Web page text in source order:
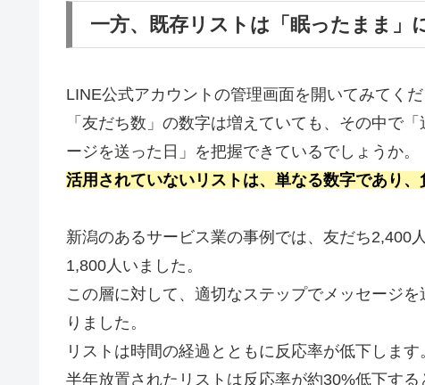
一方、既存リストは「眠ったまま」
LINE公式アカウントの管理画面を開いてみてくだ
「友だち数」の数字は増えていても、その中で
ージを送った日」を把握できているでしょうか。
活用されていないリストは、単なる数字であり
新潟のあるサービス業の事例では、友だち2,400
1,800人いました。
この層に対して、適切なステップでメッセージ
りました。
リストは時間の経過とともに反応率が低下します
半年放置されたリストは反応率が約30%低下す